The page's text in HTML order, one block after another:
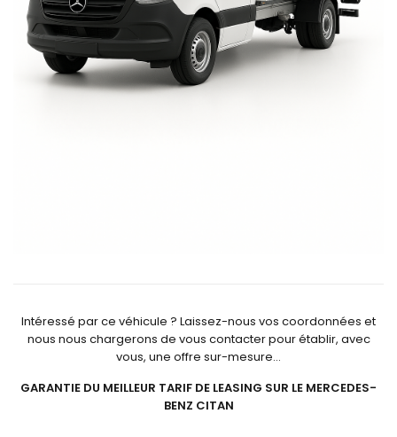
Intéressé par ce véhicule ? Laissez-nous vos coordonnées et
nous nous chargerons de vous contacter pour établir, avec
vous, une offre sur-mesure…
GARANTIE DU MEILLEUR TARIF DE LEASING SUR LE MERCEDES-
BENZ CITAN